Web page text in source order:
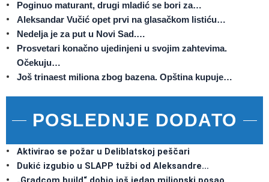
Poginuo maturant, drugi mladić se bori za…
Aleksandar Vučić opet prvi na glasačkom listiću…
Nedelja je za put u Novi Sad.…
Prosvetari konačno ujedinjeni u svojim zahtevima.
Očekuju…
Još trinaest miliona zbog bazena. Opština kupuje…
POSLEDNJE DODATO
Aktivirao se požar u Deliblatskoj peščari
Dukić izgubio u SLAPP tužbi od Aleksandre…